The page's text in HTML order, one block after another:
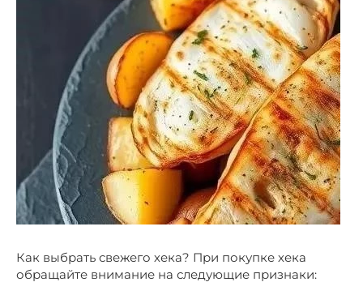
Как выбрать свежего хека? При покупке хека
обращайте внимание на следующие признаки: